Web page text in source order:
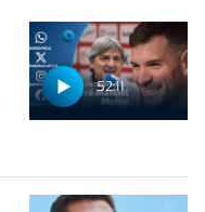
52:11